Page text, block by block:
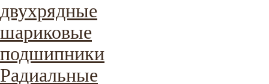
двухрядные
шариковые
подшипники
Радиальные